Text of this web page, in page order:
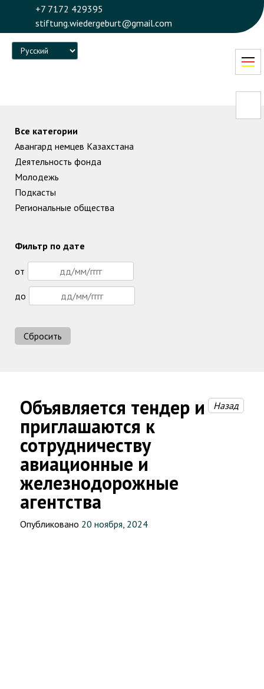
+7 7172 429395
stiftung.wiedergeburt@gmail.com
Language
Объявляется тендер и
приглашаются к
сотрудничеству
авиационные и
железнодорожные
агентства
Назад
Опубликовано 20 ноября, 2024
Все категории
Авангард немцев Казахстана
Деятельность фонда
Молодежь
Подкасты
Региональные общества
Фильтр по дате
от
до
Сбросить